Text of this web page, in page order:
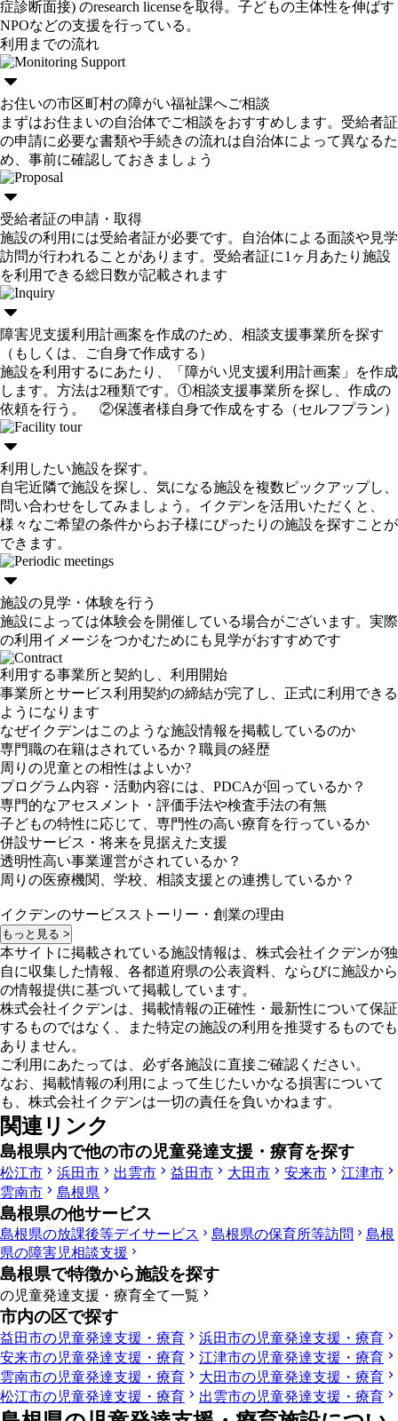
症診断面接) のresearch licenseを取得。子どもの主体性を伸ばす
NPOなどの支援を行っている。
利用までの流れ
お住いの市区町村の障がい福祉課へご相談
まずはお住まいの自治体でご相談をおすすめします。受給者証
の申請に必要な書類や手続きの流れは自治体によって異なるた
め、事前に確認しておきましょう
受給者証の申請・取得
施設の利用には受給者証が必要です。自治体による面談や見学
訪問が行われることがあります。受給者証に1ヶ月あたり施設
を利用できる総日数が記載されます
障害児支援利用計画案を作成のため、相談支援事業所を探す
（もしくは、ご自身で作成する）
施設を利用するにあたり、「障がい児支援利用計画案」を作成
します。方法は2種類です。①相談支援事業所を探し、作成の
依頼を行う。 ②保護者様自身で作成をする（セルフプラン）
利用したい施設を探す。
自宅近隣で施設を探し、気になる施設を複数ピックアップし、
問い合わせをしてみましょう。イクデンを活用いただくと、
様々なご希望の条件からお子様にぴったりの施設を探すことが
できます。
施設の見学・体験を行う
施設によっては体験会を開催している場合がございます。実際
の利用イメージをつかむためにも見学がおすすめです
利用する事業所と契約し、利用開始
事業所とサービス利用契約の締結が完了し、正式に利用できる
ようになります
なぜイクデンはこのような施設情報を掲載しているのか
専門職の在籍はされているか？職員の経歴
周りの児童との相性はよいか?
プログラム内容・活動内容には、PDCAが回っているか？
専門的なアセスメント・評価手法や検査手法の有無
子どもの特性に応じて、専門性の高い療育を行っているか
併設サービス・将来を見据えた支援
透明性高い事業運営がされているか？
周りの医療機関、学校、相談支援との連携しているか？
イクデンのサービスストーリー・創業の理由
もっと見る >
本サイトに掲載されている施設情報は、株式会社イクデンが独
自に収集した情報、各都道府県の公表資料、ならびに施設から
の情報提供に基づいて掲載しています。
株式会社イクデンは、掲載情報の正確性・最新性について保証
するものではなく、また特定の施設の利用を推奨するものでも
ありません。
ご利用にあたっては、必ず各施設に直接ご確認ください。
なお、掲載情報の利用によって生じたいかなる損害について
も、株式会社イクデンは一切の責任を負いかねます。
関連リンク
島根県内で他の市の児童発達支援・療育を探す
松江市 浜田市 出雲市 益田市 大田市 安来市
江津市
雲南市
島根県
島根県の他サービス
島根県の放課後等デイサービス 島根県の保育所等訪問
島根
県の障害児相談支援
島根県で特徴から施設を探す
の児童発達支援・療育全て一覧
市内の区で探す
益田市の児童発達支援・療育
浜田市の児童発達支援・療育
安来市の児童発達支援・療育
江津市の児童発達支援・療育
雲南市の児童発達支援・療育
大田市の児童発達支援・療育
松江市の児童発達支援・療育
出雲市の児童発達支援・療育